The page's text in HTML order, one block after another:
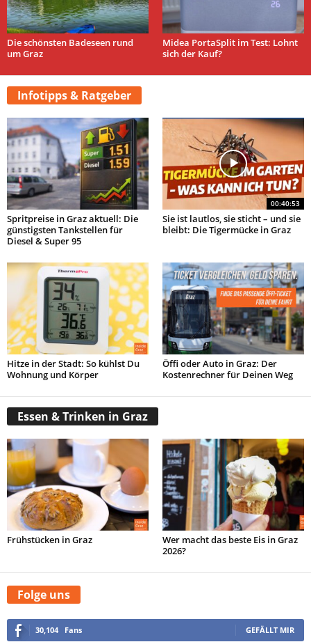
Die schönsten Badeseen rund
um Graz
Midea PortaSplit im Test: Lohnt
sich der Kauf?
Infotipps & Ratgeber
Spritpreise in Graz aktuell: Die
günstigsten Tankstellen für
Diesel & Super 95
00:40:53
Sie ist lautlos, sie sticht – und sie
bleibt: Die Tigermücke in Graz
Hitze in der Stadt: So kühlst Du
Wohnung und Körper
Öffi oder Auto in Graz: Der
Kostenrechner für Deinen Weg
Essen & Trinken in Graz
Frühstücken in Graz
Wer macht das beste Eis in Graz
2026?
Folge uns
30,104 Fans GEFÄLLT MIR